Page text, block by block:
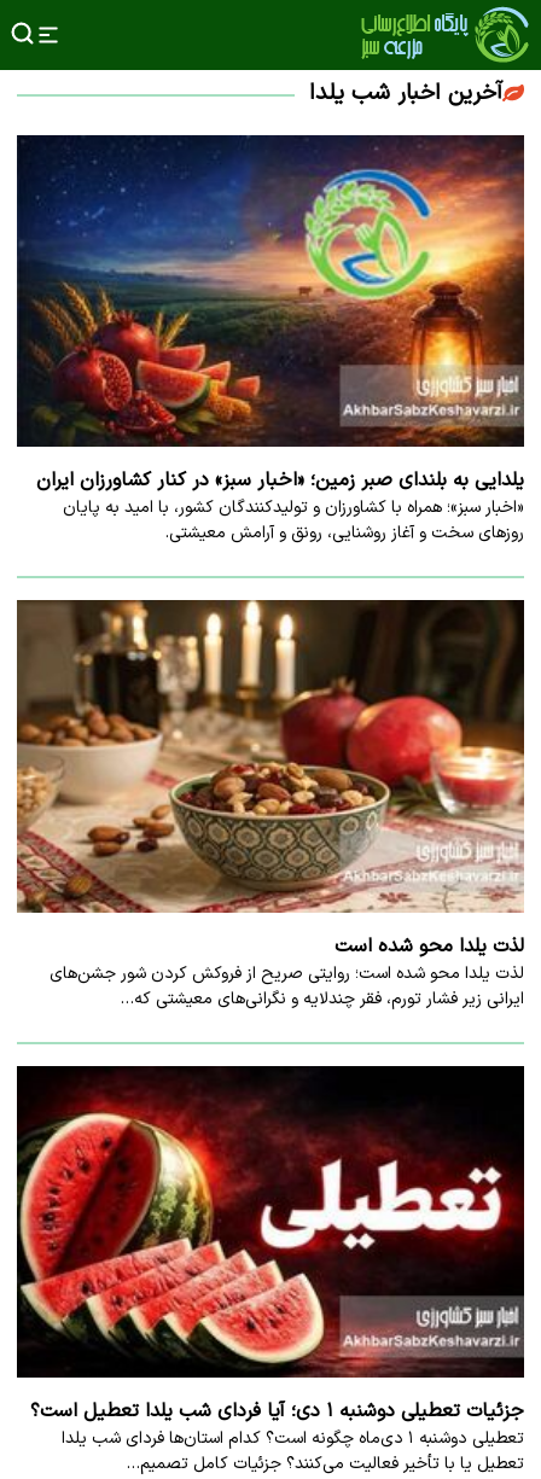
آخرین اخبار شب یلدا
یلدایی به بلندای صبر زمین؛ «اخبار سبز» در کنار کشاورزان ایران
«اخبار سبز»؛ همراه با کشاورزان و تولیدکنندگان کشور، با امید به پایان
روزهای سخت و آغاز روشنایی، رونق و آرامش معیشتی.
لذت یلدا محو شده است
لذت یلدا محو شده است؛ روایتی صریح از فروکش کردن شور جشن‌های
ایرانی زیر فشار تورم، فقر چندلایه و نگرانی‌های معیشتی که…
جزئیات تعطیلی دوشنبه ۱ دی؛ آیا فردای شب یلدا تعطیل است؟
تعطیلی دوشنبه ۱ دی‌ماه چگونه است؟ کدام استان‌ها فردای شب یلدا
تعطیل یا با تأخیر فعالیت می‌کنند؟ جزئیات کامل تصمیم…